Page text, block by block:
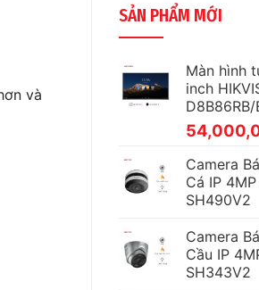
SẢN PHẨM MỚI
Màn hình
inch
D8B86RB/
Camera
Cá IP
SH490V2
Camera
Cầu IP
SH343V2
và